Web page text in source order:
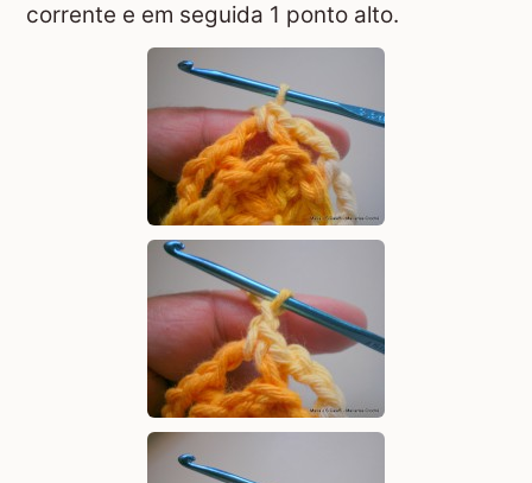
corrente e em seguida 1 ponto alto.